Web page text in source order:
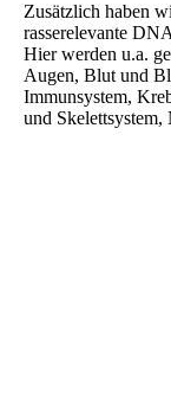
Zusätzlich haben
rasserelevante
Hier werden u.a.
Augen, Blut und
Immunsystem,
und